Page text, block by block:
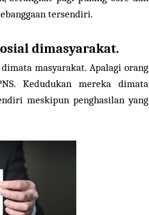
tersendiri.
dimasyarakat.
masyarakat. Apalagi orang
Kedudukan mereka dimata
meskipun penghasilan yang